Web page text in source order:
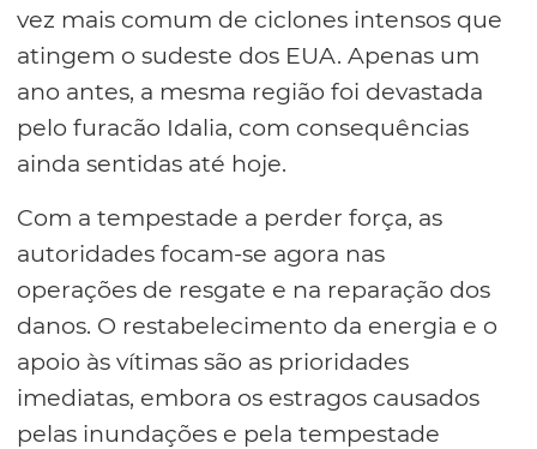
vez mais comum de ciclones intensos que
atingem o sudeste dos EUA. Apenas um
ano antes, a mesma região foi devastada
pelo furacão Idalia, com consequências
ainda sentidas até hoje.
Com a tempestade a perder força, as
autoridades focam-se agora nas
operações de resgate e na reparação dos
danos. O restabelecimento da energia e o
apoio às vítimas são as prioridades
imediatas, embora os estragos causados
pelas inundações e pela tempestade